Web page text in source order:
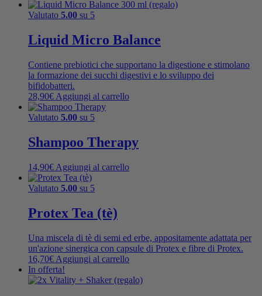
Valutato 5.00 su 5
Liquid Micro Balance
Contiene prebiotici che supportano la digestione e stimolano
la formazione dei succhi digestivi e lo sviluppo dei
bifidobatteri.
28,90€ Aggiungi al carrello
Valutato 5.00 su 5
Shampoo Therapy
14,90€ Aggiungi al carrello
Valutato 5.00 su 5
Protex Tea (tè)
Una miscela di tè di semi ed erbe, appositamente adattata per
un'azione sinergica con capsule di Protex e fibre di Protex.
16,70€ Aggiungi al carrello
In offerta!